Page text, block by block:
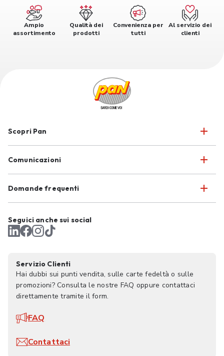
Ampio
assortimento
Qualità dei
prodotti
Convenienza per
tutti
Al servizio dei
clienti
Scopri Pan
Comunicazioni
Domande frequenti
Seguici anche sui social
Servizio Clienti
Hai dubbi sui punti vendita, sulle carte fedeltà o sulle
promozioni? Consulta le nostre FAQ oppure contattaci
direttamente tramite il form.
FAQ
Contattaci